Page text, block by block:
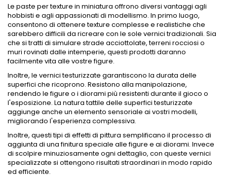
Le paste per texture in miniatura offrono diversi vantaggi agli
hobbisti e agli appassionati di modellismo. In primo luogo,
consentono di ottenere texture complesse e realistiche che
sarebbero difficili da ricreare con le sole vernici tradizionali. Sia
che si tratti di simulare strade acciottolate, terreni rocciosi o
muri rovinati dalle intemperie, questi prodotti daranno
facilmente vita alle vostre figure.
Inoltre, le vernici testurizzate garantiscono la durata delle
superfici che ricoprono. Resistono alla manipolazione,
rendendo le figure o i diorami più resistenti durante il gioco o
l'esposizione. La natura tattile delle superfici testurizzate
aggiunge anche un elemento sensoriale ai vostri modelli,
migliorando l'esperienza complessiva.
Inoltre, questi tipi di effetti di pittura semplificano il processo di
aggiunta di una finitura speciale alle figure e ai diorami. Invece
di scolpire minuziosamente ogni dettaglio, con queste vernici
specializzate si ottengono risultati straordinari in modo rapido
ed efficiente.